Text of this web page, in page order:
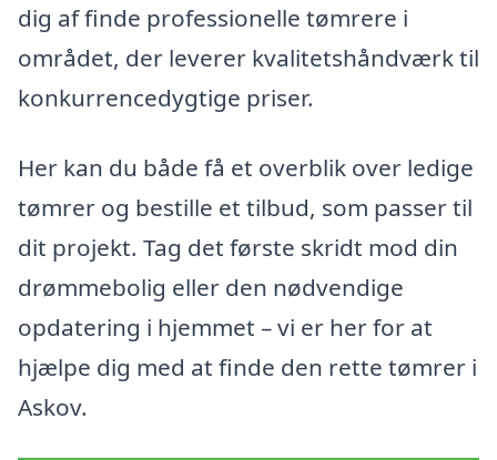
dig af finde professionelle tømrere i
området, der leverer kvalitetshåndværk til
konkurrencedygtige priser.
Her kan du både få et overblik over ledige
tømrer og bestille et tilbud, som passer til
dit projekt. Tag det første skridt mod din
drømmebolig eller den nødvendige
opdatering i hjemmet – vi er her for at
hjælpe dig med at finde den rette tømrer i
Askov.